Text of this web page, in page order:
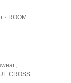
・ROOM
、
CROSS